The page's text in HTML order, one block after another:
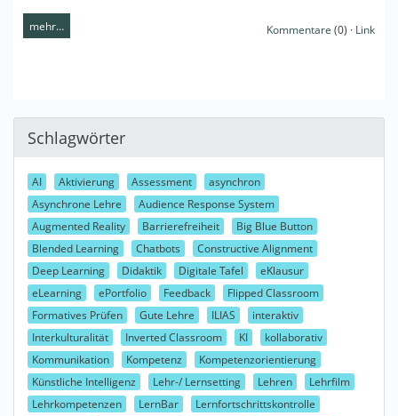
mehr… Kommentare (0) · Link
Schlagwörter
AI Aktivierung Assessment
asynchron
Asynchrone Lehre
Audience Response System
Augmented Reality
Barrierefreiheit
Big Blue Button
Blended Learning
Chatbots
Constructive Alignment
Deep Learning
Didaktik Digitale Tafel
eKlausur
eLearning
ePortfolio Feedback
Flipped Classroom
Formatives Prüfen
Gute Lehre ILIAS
interaktiv
Interkulturalität
Inverted Classroom KI
kollaborativ
Kommunikation
Kompetenz
Kompetenzorientierung
Künstliche Intelligenz
Lehr-/ Lernsetting Lehren
Lehrfilm
Lehrkompetenzen
LernBar
Lernfortschrittskontrolle